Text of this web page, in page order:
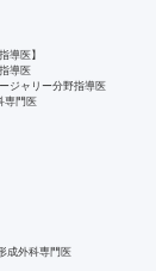
導医】
導医
ジャリー分野指導医
専門医
成外科専門医